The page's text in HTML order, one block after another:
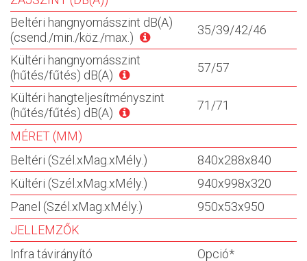
Beltéri hangnyomásszint dB(A)
(csend./min./köz./max.)
35/39/42/46
Kültéri hangnyomásszint
(hűtés/fűtés) dB(A)
57/57
Kültéri hangteljesítményszint
(hűtés/fűtés) dB(A)
71/71
MÉRET (MM)
Beltéri (Szél.xMag.xMély.)
840x288x840
Kültéri (Szél.xMag.xMély.)
940x998x320
Panel (Szél.xMag.xMély.)
950x53x950
JELLEMZŐK
Infra távirányító
Opció*